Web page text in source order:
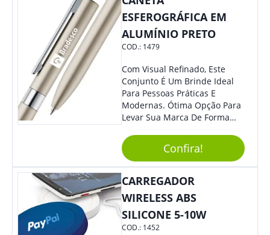
ESFEROGRÁFICA EM
ALUMÍNIO PRETO
COD.: 1479
Com Visual Refinado, Este
Conjunto É Um Brinde Ideal
Para Pessoas Práticas E
Modernas. Ótima Opção Para
Levar Sua Marca De Forma
Sua Empresa Em Eventos,
Reuniões Corporativas Ou Até
Mesmo Para Presentear
Colaboradores E Parceiros De
Confira!
CARREGADOR
WIRELESS ABS
SILICONE 5-10W
COD.: 1452